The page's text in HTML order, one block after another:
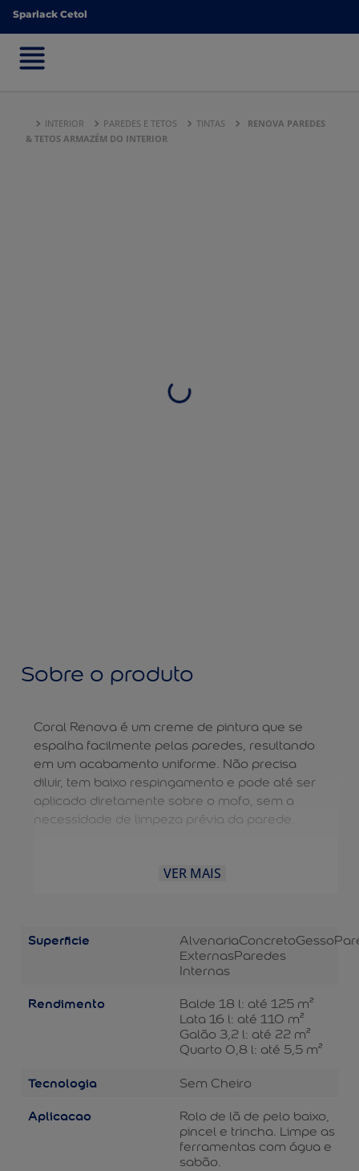
Sparlack Cetol
Sparlack Cetol
INTERIOR PAREDES E TETOS TINTAS
RENOVA PAREDES
& TETOS ARMAZÉM DO INTERIOR
Sobre o produto
Coral Renova é um creme de pintura que se
espalha facilmente pelas paredes, resultando
em um acabamento uniforme. Não precisa
diluir, tem baixo respingamento e pode até ser
aplicado diretamente sobre o mofo, sem a
necessidade de limpeza prévia da parede.
VER MAIS
Superficie AlvenariaConcretoGesso
ExternasParedes
Internas
Rendimento
Balde 18 l: até 125 m²
Lata 16 l: até 110 m²
Galão 3,2 l: até 22 m²
Quarto 0,8 l: até 5,5 m²
Tecnologia Sem Cheiro
Aplicacao
Rolo de lã de pelo baixo,
pincel e trincha. Limpe as
ferramentas com água e
sabão.